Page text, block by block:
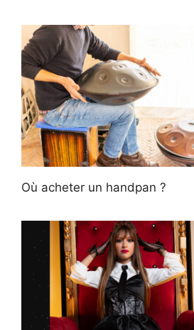
Où acheter un handpan ?